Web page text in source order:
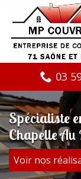
03
Spécialiste
Chapelle Au
Voir nos